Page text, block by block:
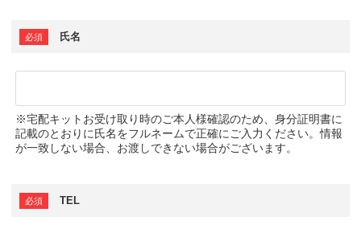
氏名
※宅配キットお受け取り時のご本人様確認のため、身分証明書に
記載のとおりに氏名をフルネームで正確にご入力ください。情報
が一致しない場合、お渡しできない場合がございます。
TEL